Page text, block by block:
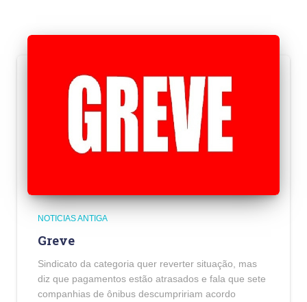
NOTICIAS ANTIGA
Greve
Sindicato da categoria quer reverter situação, mas
diz que pagamentos estão atrasados e fala que sete
companhias de ônibus descumpririam acordo